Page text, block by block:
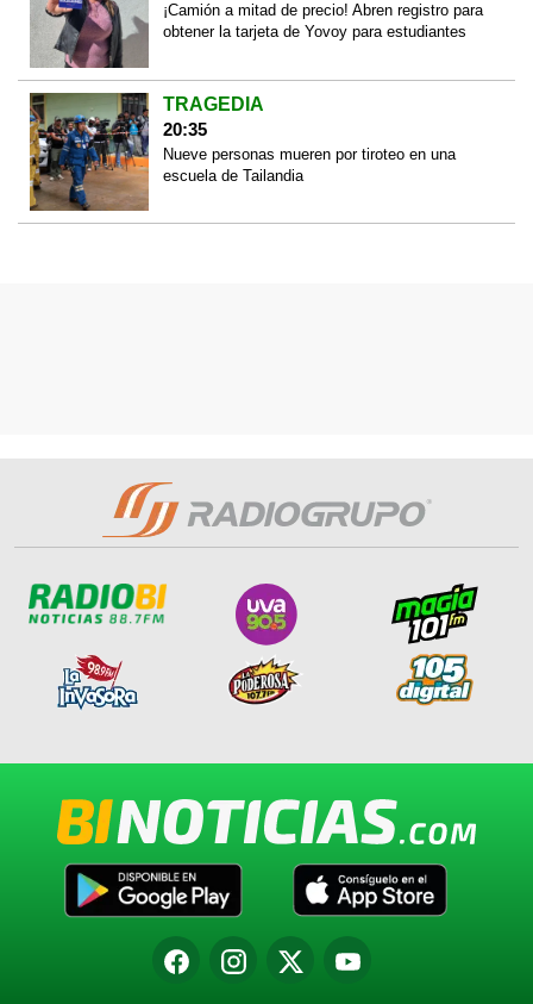
¡Camión a mitad de precio! Abren registro para
obtener la tarjeta de Yovoy para estudiantes
TRAGEDIA
20:35
Nueve personas mueren por tiroteo en una
escuela de Tailandia